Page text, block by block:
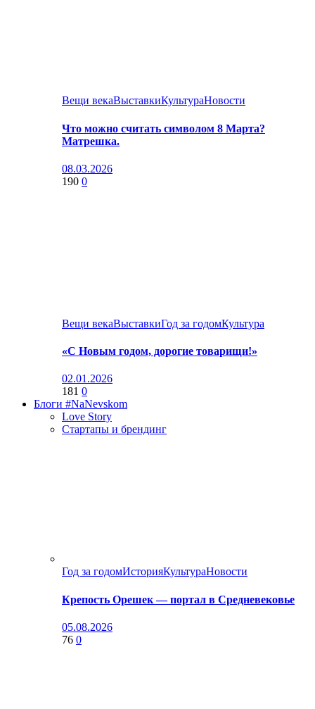
Вещи векаВыставкиКультураНовости
Что можно считать символом 8 Марта?
Матрешка.
08.03.2026
190 0
Вещи векаВыставкиГод за годомКультура
«С Новым годом, дорогие товарищи!»
02.01.2026
181 0
Блоги #NaNevskom
Love Story
Стартапы и брендинг
Год за годомИсторияКультураНовости
Крепость Орешек — портал в Средневековье
05.08.2026
76 0